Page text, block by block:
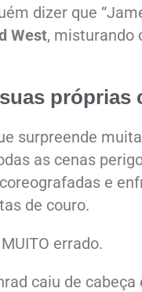
dizer que
West, misturando
próprias
surpreende
as cenas
e
de couro.
errado.
caiu de